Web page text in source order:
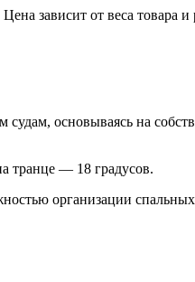
зависит от веса товара и
основываясь на
транце — 18 градусов.
организации спальных